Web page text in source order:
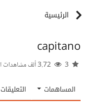
الرئيسية
capitano
المساهمات التعليقات